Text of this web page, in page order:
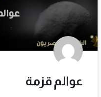
عوالم قزمة